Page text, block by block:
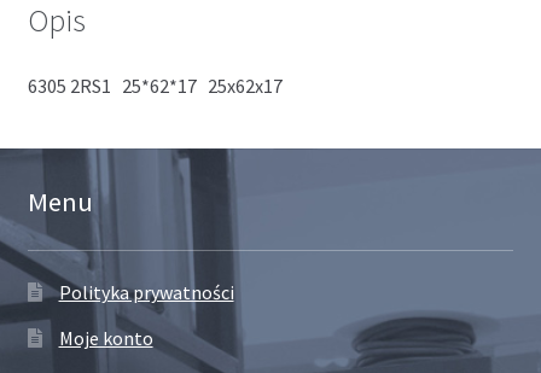
Opis
6305 2RS1 25*62*17 25x62x17
Menu
Polityka prywatności
Moje konto